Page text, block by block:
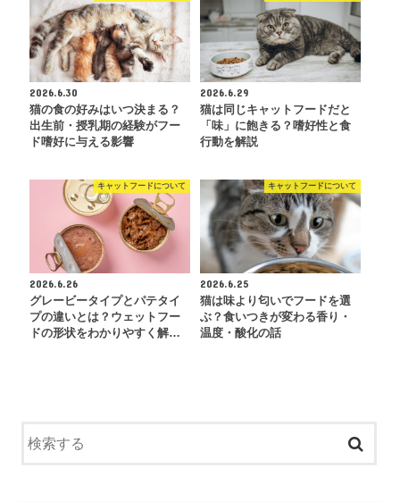
2026.6.30
猫の食の好みはいつ決まる？
出生前・授乳期の経験がフー
ド嗜好に与える影響
2026.6.29
猫は同じキャットフードだと
「味」に飽きる？嗜好性と食
行動を解説
キャットフードについて
2026.6.26
グレービータイプとパテタイ
プの違いとは？ウェットフー
ドの形状をわかりやすく解…
キャットフードについて
2026.6.25
猫は味より匂いでフードを選
ぶ？食いつきが変わる香り・
温度・酸化の話